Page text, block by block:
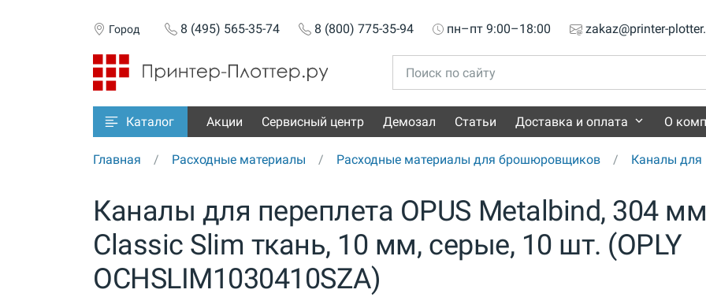
Город 8 (495) 565-35-74 8 (800) 775-35-94 пн–пт 9:00–18:00 zakaz@printer-
Каталог Акции Сервисный центр Демозал Статьи Доставка и оплата О
Главная Расходные материалы Расходные материалы для брошюровщиков Каналы для
Каналы для переплета OPUS Metalbind, 304
Classic Slim ткань, 10 мм, серые, 10 шт. (OPLY
OCHSLIM1030410SZA)